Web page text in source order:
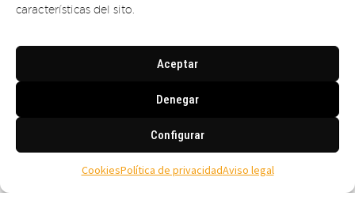
características del sito.
Aceptar
Denegar
Configurar
CookiesPolítica de privacidadAviso legal